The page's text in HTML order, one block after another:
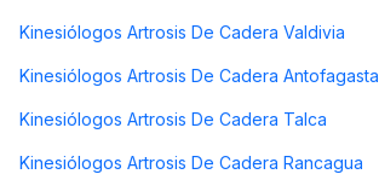
Kinesiólogos Artrosis De Cadera Valdivia
Kinesiólogos Artrosis De Cadera Antofagasta
Kinesiólogos Artrosis De Cadera Talca
Kinesiólogos Artrosis De Cadera Rancagua